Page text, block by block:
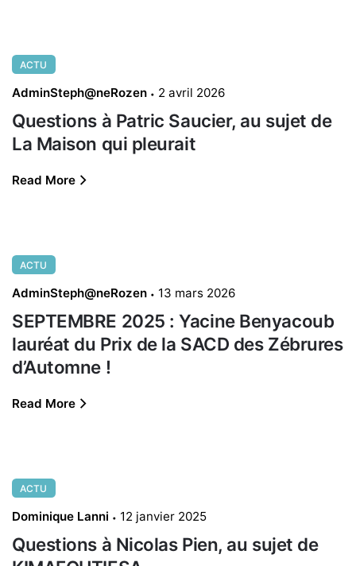
ACTU
AdminSteph@neRozen 2 avril 2026
Questions à Patric Saucier, au sujet de
La Maison qui pleurait
Read More
ACTU
AdminSteph@neRozen 13 mars 2026
SEPTEMBRE 2025 : Yacine Benyacoub
lauréat du Prix de la SACD des Zébrures
d’Automne !
Read More
ACTU
Dominique Lanni 12 janvier 2025
Questions à Nicolas Pien, au sujet de